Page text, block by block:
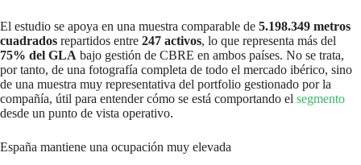
El estudio se apoya en una muestra comparable de 5.198.349 metros
cuadrados repartidos entre 247 activos, lo que representa más del
75% del GLA bajo gestión de CBRE en ambos países. No se trata,
por tanto, de una fotografía completa de todo el mercado ibérico, sino
de una muestra muy representativa del portfolio gestionado por la
compañía, útil para entender cómo se está comportando el segmento
desde un punto de vista operativo.
España mantiene una ocupación muy elevada